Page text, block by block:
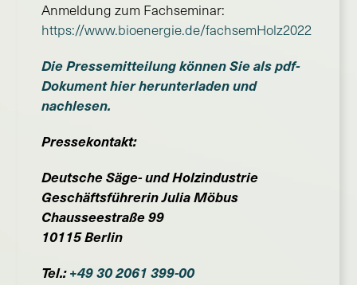
Anmeldung zum Fachseminar:
https://www.bioenergie.de/fachsemHolz2022
Die Pressemitteilung können Sie als pdf-
Dokument hier herunterladen und
nachlesen.
Pressekontakt:
Deutsche Säge- und Holzindustrie
Geschäftsführerin Julia Möbus
Chausseestraße 99
10115 Berlin
Tel.:+49 30 2061 399-00